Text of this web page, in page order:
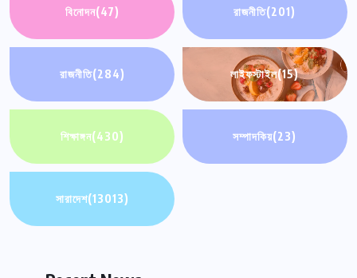
বিনোদন(47) রাজনীতি(201)
রাজনীতি(284) লাইফস্টাইল(15)
শিক্ষাঙ্গন(430) সম্পাদকিয়(23)
সারাদেশ(13013)